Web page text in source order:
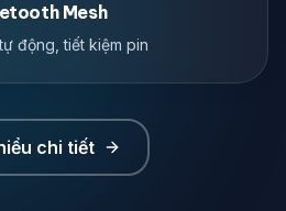
Mesh
động, tiết kiệm pin
chi tiết